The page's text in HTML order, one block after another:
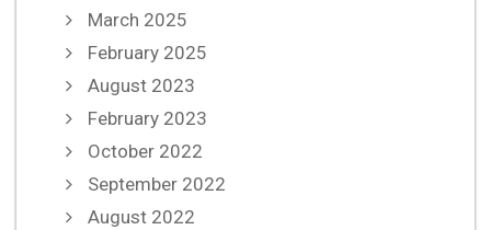
March 2025
February 2025
August 2023
February 2023
October 2022
September 2022
August 2022